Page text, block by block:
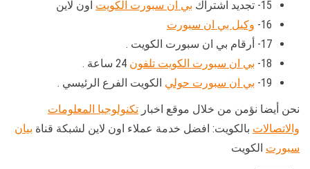
15- تجديد اشتراك
بي ان سبورت الكويت اون لاين
16- وكيل بي ان سبورت
17- أرقام بي ان سبورت الكويت .
18- بي ان سبورت الكويت تلفون
19- بي ان سبورت حولي الكويت الفرع الرئيسي .
نحن أيضا نؤمن من خلال موقع اخبار تكنولوجيا المعلومات
والاتصالات بالكويت: افضل خدمة عملاء اون لاين لشبكة قناة بيان
سبورت الكويت